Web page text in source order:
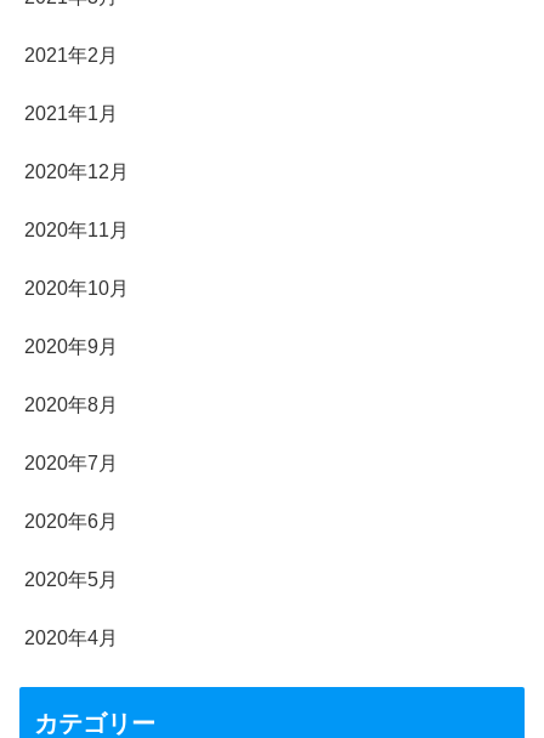
2021年2月
2021年1月
2020年12月
2020年11月
2020年10月
2020年9月
2020年8月
2020年7月
2020年6月
2020年5月
2020年4月
カテゴリー